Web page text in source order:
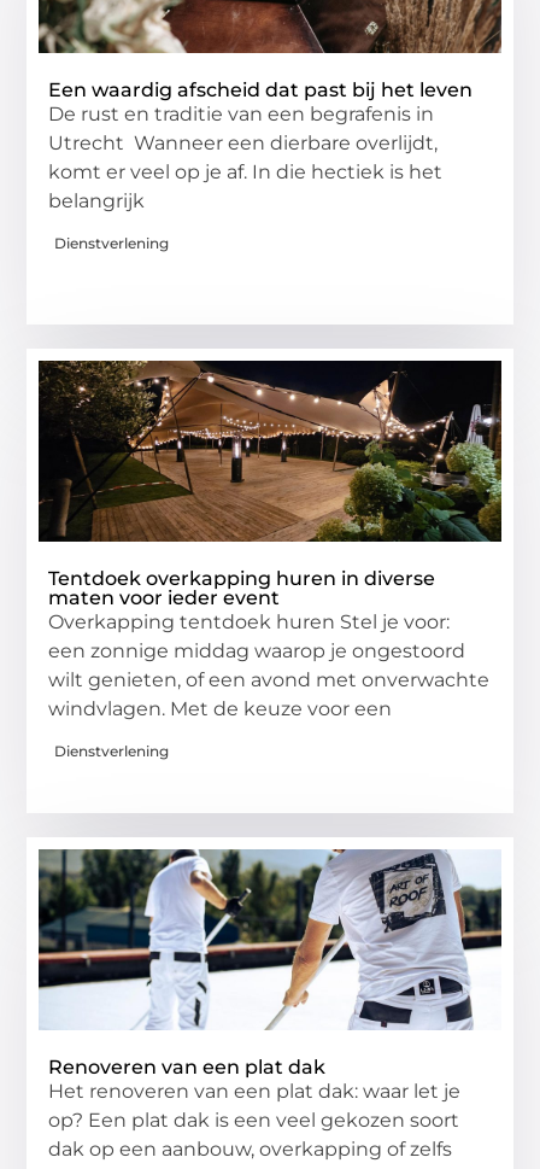
Een waardig afscheid dat past bij het leven
De rust en traditie van een begrafenis in
Utrecht Wanneer een dierbare overlijdt,
komt er veel op je af. In die hectiek is het
belangrijk
Dienstverlening
Tentdoek overkapping huren in diverse
maten voor ieder event
Overkapping tentdoek huren Stel je voor:
een zonnige middag waarop je ongestoord
wilt genieten, of een avond met onverwachte
windvlagen. Met de keuze voor een
Dienstverlening
Renoveren van een plat dak
Het renoveren van een plat dak: waar let je
op? Een plat dak is een veel gekozen soort
dak op een aanbouw, overkapping of zelfs